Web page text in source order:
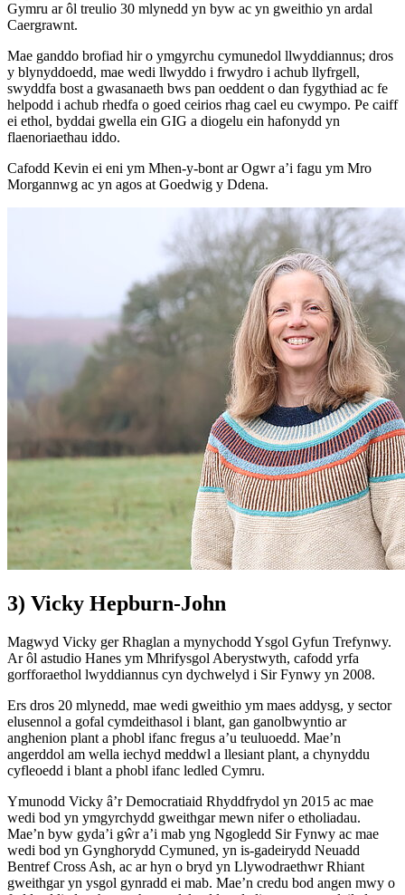
Gymru ar ôl treulio 30 mlynedd yn byw ac yn gweithio yn ardal
Caergrawnt.
Mae ganddo brofiad hir o ymgyrchu cymunedol llwyddiannus; dros
y blynyddoedd, mae wedi llwyddo i frwydro i achub llyfrgell,
swyddfa bost a gwasanaeth bws pan oeddent o dan fygythiad ac fe
helpodd i achub rhedfa o goed ceirios rhag cael eu cwympo. Pe caiff
ei ethol, byddai gwella ein GIG a diogelu ein hafonydd yn
flaenoriaethau iddo.
Cafodd Kevin ei eni ym Mhen-y-bont ar Ogwr a’i fagu ym Mro
Morgannwg ac yn agos at Goedwig y Ddena.
3) Vicky Hepburn-John
Magwyd Vicky ger Rhaglan a mynychodd Ysgol Gyfun Trefynwy.
Ar ôl astudio Hanes ym Mhrifysgol Aberystwyth, cafodd yrfa
gorfforaethol lwyddiannus cyn dychwelyd i Sir Fynwy yn 2008.
Ers dros 20 mlynedd, mae wedi gweithio ym maes addysg, y sector
elusennol a gofal cymdeithasol i blant, gan ganolbwyntio ar
anghenion plant a phobl ifanc fregus a’u teuluoedd. Mae’n
angerddol am wella iechyd meddwl a llesiant plant, a chynyddu
cyfleoedd i blant a phobl ifanc ledled Cymru.
Ymunodd Vicky â’r Democratiaid Rhyddfrydol yn 2015 ac mae
wedi bod yn ymgyrchydd gweithgar mewn nifer o etholiadau.
Mae’n byw gyda’i gŵr a’i mab yng Ngogledd Sir Fynwy ac mae
wedi bod yn Gynghorydd Cymuned, yn is-gadeirydd Neuadd
Bentref Cross Ash, ac ar hyn o bryd yn Llywodraethwr Rhiant
gweithgar yn ysgol gynradd ei mab. Mae’n credu bod angen mwy o